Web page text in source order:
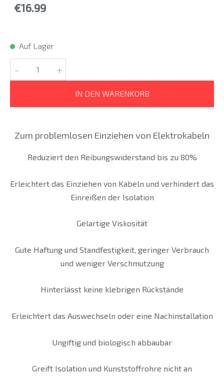
€16.99
Auf Lager
- +
IN DEN WARENKORB
Zum problemlosen Einziehen von Elektrokabeln
Reduziert den Reibungswiderstand bis zu 80%
Erleichtert das Einziehen von Kabeln und verhindert das
Einreißen der Isolation
Gelartige Viskosität
Gute Haftung und Standfestigkeit, geringer Verbrauch
und weniger Verschmutzung
Hinterlässt keine klebrigen Rückstände
Erleichtert das Auswechseln oder eine Nachinstallation
Ungiftig und biologisch abbaubar
Greift Isolation und Kunststoffrohre nicht an